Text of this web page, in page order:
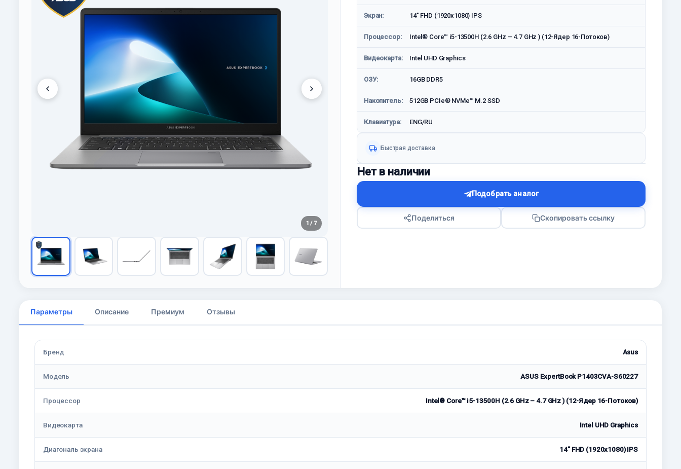
1 / 7
Экран: 14" FHD (1920x1080) IPS
Процессор: Intel® Core™ i5-13500H (2.6 GHz – 4.7 GHz ) (12-Ядeр 16-Потоков)
Видеокарта: Intel UHD Graphics
ОЗУ: 16GB DDR5
Накопитель: 512GB PCIe® NVMe™ M.2 SSD
Клавиатура: ENG/RU
Быстрая доставка
Нет в наличии
Подобрать аналог
Поделиться Скопировать ссылку
Параметры Описание Премиум Отзывы
Бренд Asus
Модель ASUS ExpertBook P1403CVA-S60227
Процессор Intel® Core™ i5-13500H (2.6 GHz – 4.7 GHz ) (12-Ядeр 16-Потоков)
Видеокарта Intel UHD Graphics
Диагональ экрана 14" FHD (1920x1080) IPS